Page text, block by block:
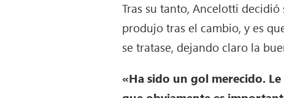
Tras su tanto, Ancelotti
produjo tras el cambio, y es
se tratase, dejando claro la
«Ha sido un gol merecido.